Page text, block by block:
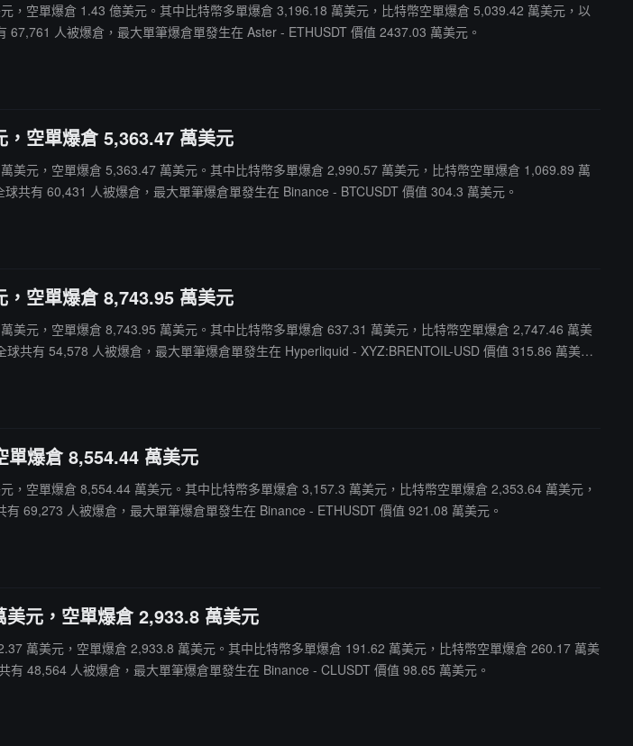
空單爆倉 1.43 億美元。其中比特幣多單爆倉 3,196.18 萬美元，比特幣空單爆倉 5,039.42 萬美元，以
人被爆倉，最大單筆爆倉單發生在 Aster - ETHUSDT 價值 2437.03 萬美元。
空單爆倉 5,363.47 萬美元
元，空單爆倉 5,363.47 萬美元。其中比特幣多單爆倉 2,990.57 萬美元，比特幣空單爆倉 1,069.89 萬
有 60,431 人被爆倉，最大單筆爆倉單發生在 Binance - BTCUSDT 價值 304.3 萬美元。
空單爆倉 8,743.95 萬美元
元，空單爆倉 8,743.95 萬美元。其中比特幣多單爆倉 637.31 萬美元，比特幣空單爆倉 2,747.46 萬美
共有 54,578 人被爆倉，最大單筆爆倉單發生在 Hyperliquid - XYZ:BRENTOIL-USD 價值 315.86 萬美
單爆倉 8,554.44 萬美元
空單爆倉 8,554.44 萬美元。其中比特幣多單爆倉 3,157.3 萬美元，比特幣空單爆倉 2,353.64 萬美元，
69,273 人被爆倉，最大單筆爆倉單發生在 Binance - ETHUSDT 價值 921.08 萬美元。
元，空單爆倉 2,933.8 萬美元
萬美元，空單爆倉 2,933.8 萬美元。其中比特幣多單爆倉 191.62 萬美元，比特幣空單爆倉 260.17 萬美
48,564 人被爆倉，最大單筆爆倉單發生在 Binance - CLUSDT 價值 98.65 萬美元。